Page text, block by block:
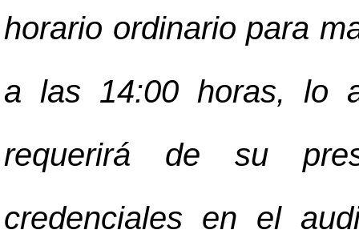
horario ordinario para
a las 14:00 horas, lo
requerirá de su
credenciales en el